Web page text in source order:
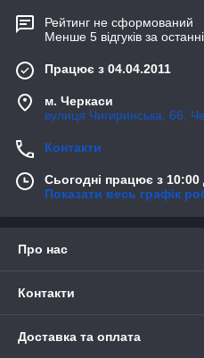
Рейтинг не сформований
Менше 5 відгуків за
Працює з 04.04.2011
м. Черкаси
вулиця Чигиринська, 66,
Контакти
Сьогодні працює з 10:00
Показати весь графік
Про нас
Контакти
Доставка та оплата